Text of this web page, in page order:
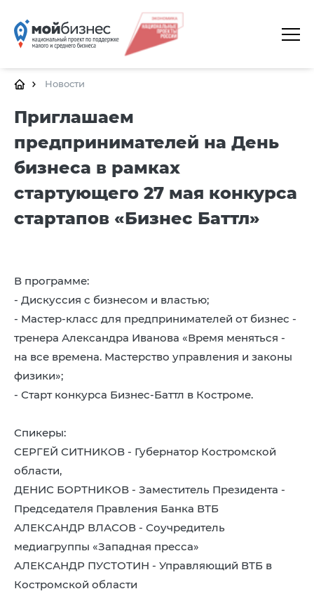
8 (4942) 42-35-83
Версия для слабовидящих
ГЛАВНАЯ
ЦЕНТРЫ
КАЛЕНДАРЬ МЕРОПРИЯТИЙ
ДОКУМЕНТЫ
Новости
Приглашаем
предпринимателей на День
бизнеса в рамках
стартующего 27 мая конкурса
стартапов «Бизнес Баттл»
В программе:
- Дискуссия с бизнесом и властью;
- Мастер-класс для предпринимателей от бизнес -
тренера Александра Иванова «Время меняться -
на все времена. Мастерство управления и законы
физики»;
- Старт конкурса Бизнес-Баттл в Костроме.
Спикеры:
СЕРГЕЙ СИТНИКОВ - Губернатор Костромской
области,
ДЕНИС БОРТНИКОВ - Заместитель Президента -
Председателя Правления Банка ВТБ
АЛЕКСАНДР ВЛАСОВ - Соучредитель
медиагруппы «Западная пресса»
АЛЕКСАНДР ПУСТОТИН - Управляющий ВТБ в
Костромской области